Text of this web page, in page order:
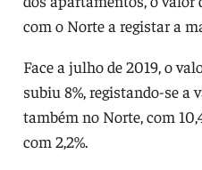
com o Norte a registar a
Face a julho de 2019, o
subiu 8%, registando-se a
também no Norte, com
com 2,2%.